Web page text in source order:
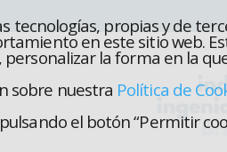
tecnologías, propias y de
en este sitio web.
la forma en la
sobre nuestra Política de
el botón “Permitir